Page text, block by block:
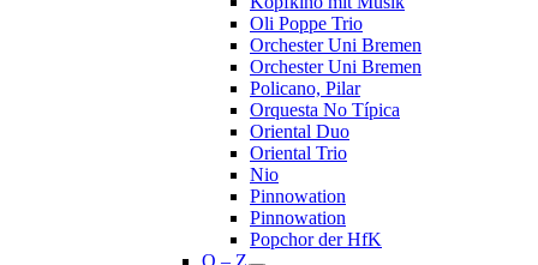
Oli Poppe Trio
Orchester Uni Bremen
Orchester Uni Bremen
Policano, Pilar
Orquesta No Típica
Oriental Duo
Oriental Trio
Nio
Pinnowation
Pinnowation
Popchor der HfK
Q – Z